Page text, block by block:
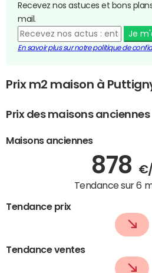
Recevez nos astuces et bons
mail.
Je
En savoir plus sur notre politique de
Prix m2 maison à
Prix des maisons anciennes
Maisons anciennes
878
Tendance sur 6
Tendance prix
Tendance ventes